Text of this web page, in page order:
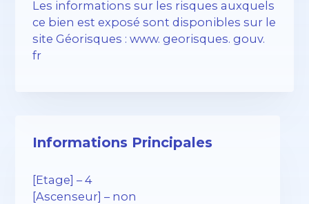
Les informations sur les risques auxquels
ce bien est exposé sont disponibles sur le
site Géorisques : www. georisques. gouv.
fr
Informations Principales
[Etage] – 4
[Ascenseur] – non